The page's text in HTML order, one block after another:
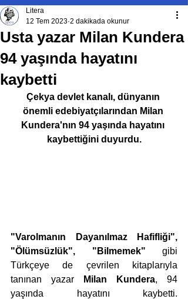
Usta yazar Milan Kundera
94 yaşında hayatını
kaybetti
Litera
12 Tem 2023 2 dakikada okunur
Çekya devlet kanalı, dünyanın
önemli edebiyatçılarından Milan
Kundera'nın 94 yaşında hayatını
kaybettiğini duyurdu.
"Varolmanın Dayanılmaz Hafifliği",
"Ölümsüzlük", "Bilmemek" gibi
Türkçeye de çevrilen kitaplarıyla
tanınan yazar
Milan Kundera, 94
yaşında hayatını kaybetti.